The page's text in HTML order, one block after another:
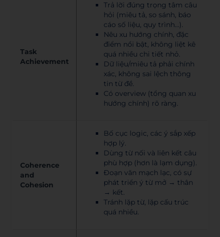
Task
Achievement
Trả lời đúng trọng tâm câu
hỏi (miêu tả, so sánh, báo
cáo số liệu, quy trình…).
Nêu xu hướng chính, đặc
điểm nổi bật, không liệt kê
quá nhiều chi tiết nhỏ.
Dữ liệu/miêu tả phải chính
xác, không sai lệch thông
tin từ đề.
Có overview (tổng quan xu
hướng chính) rõ ràng.
Coherence
and
Cohesion
Bố cục logic, các ý sắp xếp
hợp lý.
Dùng từ nối và liên kết câu
phù hợp (hơn là lạm dụng).
Đoạn văn mạch lạc, có sự
phát triển ý từ mở → thân
→ kết.
Tránh lặp từ, lặp cấu trúc
quá nhiều.